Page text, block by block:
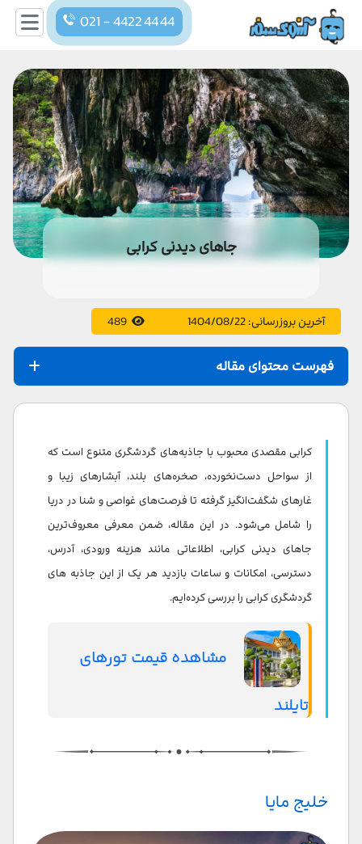
021 - 4422 44 44
جاهای دیدنی کرابی
آخرین بروزرسانی:1404/08/22
فهرست محتوای مقاله
خلیج مایا
پارک ملی مو کو لانتا
جزایر هونگ
پارک ملی تان بوک خورانی
چشمه‌ های آب‌ گرم کلانگ تام
کوه‌ های خائو خاناب نام (کائو کاناب)
معبد غار ببر (وات تام سوآ)
معبد کائو کوراوارام
معبد کلانگ‌تام و موزه تام کائو کلانگ‌تام
کرابی مقصدی محبوب با جاذبه‌های گردشگری متنوع است که
از سواحل دست‌نخورده، صخره‌های بلند، آبشارهای زیبا و
غارهای شگفت‌انگیز گرفته تا فرصت‌های غواصی و شنا در دریا
را شامل می‌شود. در این مقاله، ضمن معرفی معروف‌ترین
جاهای دیدنی کرابی، اطلاعاتی مانند هزینه ورودی، آدرس،
دسترسی، امکانات و ساعات بازدید هر یک از این جاذبه های
گردشگری کرابی را بررسی کرده‌ایم.
مشاهده قیمت تورهای
تایلند
خلیج مایا